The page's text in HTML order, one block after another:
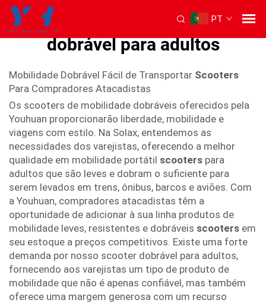
PT
Scooter de mobilidade
dobrável para adultos
Mobilidade Dobrável Fácil de Transportar Scooters
Para Compradores Atacadistas
Os scooters de mobilidade dobráveis oferecidos pela
Youhuan proporcionarão liberdade, mobilidade e
viagens com estilo. Na Solax, entendemos as
necessidades dos varejistas, oferecendo a melhor
qualidade em mobilidade portátil scooters para
adultos que são leves e dobram o suficiente para
serem levados em trens, ônibus, barcos e aviões. Com
a Youhuan, compradores atacadistas têm a
oportunidade de adicionar à sua linha produtos de
mobilidade leves, resistentes e dobráveis scooters em
seu estoque a preços competitivos. Existe uma forte
demanda por nosso scooter dobrável para adultos,
fornecendo aos varejistas um tipo de produto de
mobilidade que não é apenas confiável, mas também
oferece uma margem generosa com um recurso